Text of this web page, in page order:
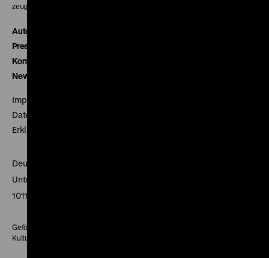
zeughauskino@dhm.de
Autor*innen
Presse
Kontakt
Newsletter
Impressum
Datenschutz
Erklärung digitale Barrierefreiheit
Deutsches Historisches Museum
Unter den Linden 2
10117 Berlin
Gefördert mit Mitteln des Beauftragten der Bundesregierung für
Kultur und Medien